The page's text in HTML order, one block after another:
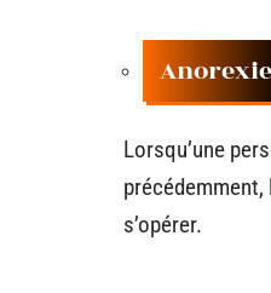
Anorexie
Lorsqu’une
s’opérer.